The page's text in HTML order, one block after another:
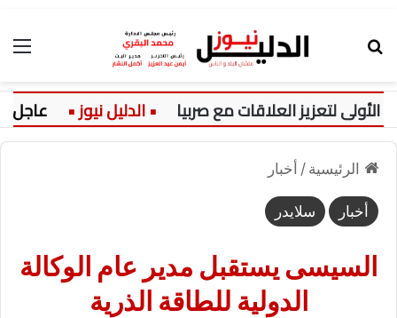
لتعزيز العلاقات مع صربيا عاجل:
الرئيسية / أخبار
أخبار سلايدر
السيسى يستقبل مدير عام الوكالة
الدولية للطاقة الذرية